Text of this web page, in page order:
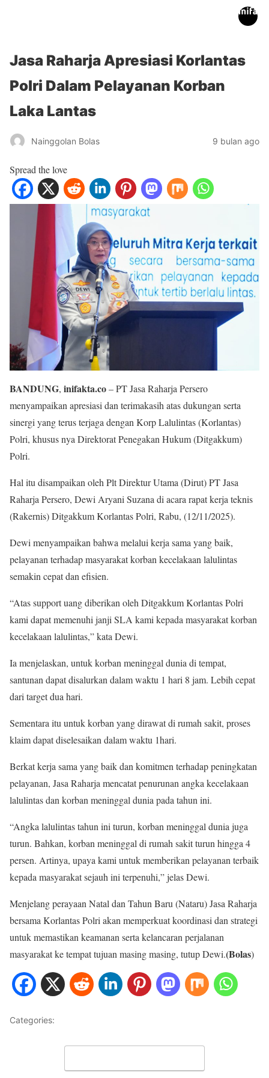
Jasa Raharja Apresiasi Korlantas
Polri Dalam Pelayanan Korban
Laka Lantas
Nainggolan Bolas 9 bulan ago
Spread the love
BANDUNG, inifakta.co– PT Jasa Raharja Persero
menyampaikan apresiasi dan terimakasih atas dukungan serta
sinergi yang terus terjaga dengan Korp Lalulintas (Korlantas)
Polri, khusus nya Direktorat Penegakan Hukum (Ditgakkum)
Polri.
Hal itu disampaikan oleh Plt Direktur Utama (Dirut) PT Jasa
Raharja Persero, Dewi Aryani Suzana di acara rapat kerja teknis
(Rakernis) Ditgakkum Korlantas Polri, Rabu, (12/11/2025).
Dewi menyampaikan bahwa melalui kerja sama yang baik,
pelayanan terhadap masyarakat korban kecelakaan lalulintas
semakin cepat dan efisien.
“Atas support uang diberikan oleh Ditgakkum Korlantas Polri
kami dapat memenuhi janji SLA kami kepada masyarakat korban
kecelakaan lalulintas,” kata Dewi.
Ia menjelaskan, untuk korban meninggal dunia di tempat,
santunan dapat disalurkan dalam waktu 1 hari 8 jam. Lebih cepat
dari target dua hari.
Sementara itu untuk korban yang dirawat di rumah sakit, proses
klaim dapat diselesaikan dalam waktu 1hari.
Berkat kerja sama yang baik dan komitmen terhadap peningkatan
pelayanan, Jasa Raharja mencatat penurunan angka kecelakaan
lalulintas dan korban meninggal dunia pada tahun ini.
“Angka lalulintas tahun ini turun, korban meninggal dunia juga
turun. Bahkan, korban meninggal di rumah sakit turun hingga 4
persen. Artinya, upaya kami untuk memberikan pelayanan terbaik
kepada masyarakat sejauh ini terpenuhi,” jelas Dewi.
Menjelang perayaan Natal dan Tahun Baru (Nataru) Jasa Raharja
bersama Korlantas Polri akan memperkuat koordinasi dan strategi
untuk memastikan keamanan serta kelancaran perjalanan
masyarakat ke tempat tujuan masing masing, tutup Dewi.(Bolas)
Categories: